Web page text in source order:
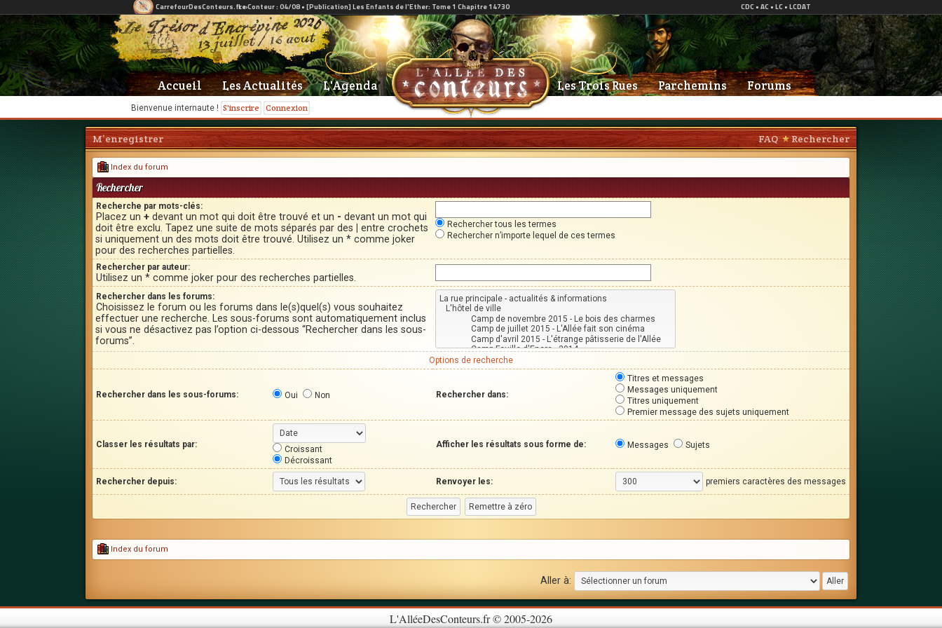
Bienvenue internaute ! S'inscrire Connexion
Accueil Les Actualités L'Agenda Les Trois Rues Parchemins Forums
FAQ Rechercher
M’enregistrer
Index du forum
Rechercher
Recherche par mots-clés:
Placez un + devant un mot qui doit être trouvé et un - devant un mot qui
doit être exclu. Tapez une suite de mots séparés par des
entre crochets
si uniquement un des mots doit être trouvé. Utilisez un * comme joker
pour des recherches partielles.
Rechercher tous les termes
Rechercher n’importe lequel de ces termes
Rechercher par auteur:
Utilisez un * comme joker pour des recherches partielles.
Rechercher dans les forums:
Choisissez le forum ou les forums dans le(s)quel(s) vous souhaitez
effectuer une recherche. Les sous-forums sont automatiquement inclus
si vous ne désactivez pas l’option ci-dessous “Rechercher dans les sous-
forums”.
Options de recherche
Rechercher dans les sous-forums: Oui Non Rechercher dans:
Titres et messages
Messages uniquement
Titres uniquement
Premier message des sujets uniquement
Classer les résultats par:
Croissant
Décroissant
Afficher les résultats sous forme de: Messages Sujets
Rechercher depuis: Renvoyer les: premiers caractères des messages
Index du forum
Aller à:
L'AlléeDesConteurs.fr © 2005-2026